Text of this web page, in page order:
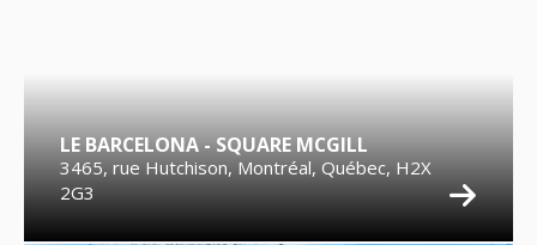
LE BARCELONA - SQUARE MCGILL
3465, rue Hutchison, Montréal, Québec, H2X
2G3